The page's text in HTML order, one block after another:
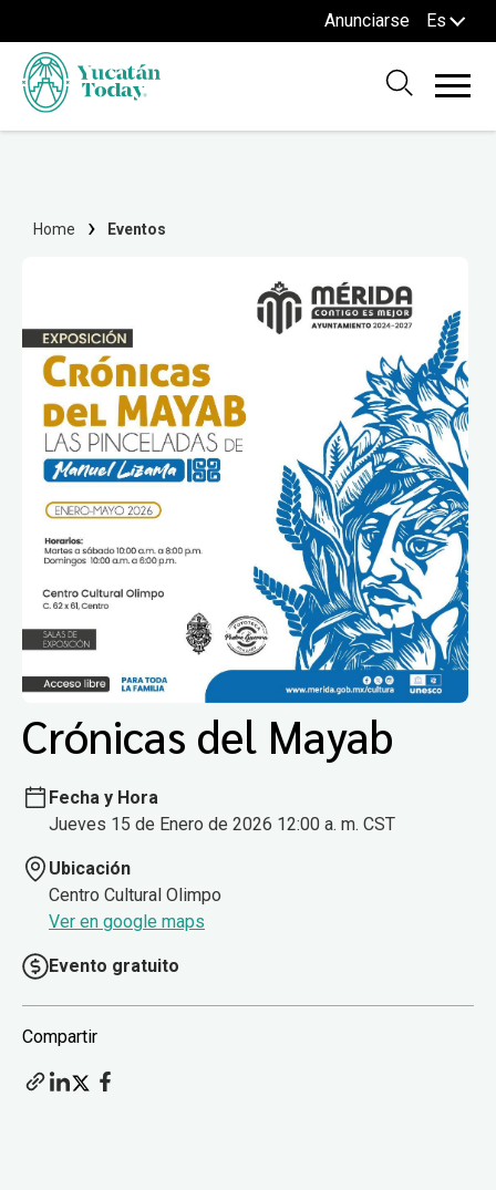
Anunciarse Es
Home Eventos
Crónicas del Mayab
Fecha y Hora
Jueves 15 de Enero de 2026 12:00 a. m. CST
Ubicación
Centro Cultural Olimpo
Ver en google maps
Evento gratuito
Compartir